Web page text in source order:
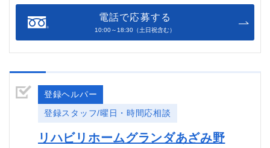
電話で応募する
10:00～18:30（土日祝含む）
登録ヘルパー
登録スタッフ/曜日・時間応相談
リハビリホームグランダあざみ野